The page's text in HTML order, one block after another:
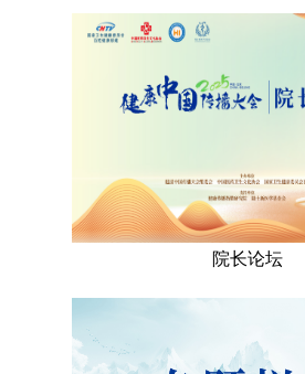
院长论坛